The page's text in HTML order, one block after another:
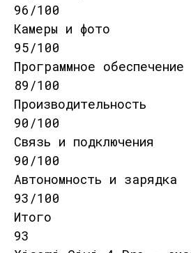
96/100
Камеры и фото
95/100
Программное обеспечение
89/100
Производительность
90/100
Связь и подключения
90/100
Автономность и зарядка
93/100
Итого
93